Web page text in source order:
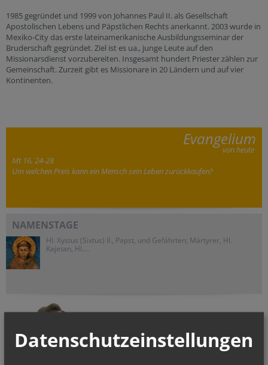
1985 gegründet und 1999 von Johannes Paul II. als Gesellschaft
Apostolischen Lebens und Päpstlichen Rechts anerkannt. 2003 wurde in
Mexiko-City das erste lateinamerikanische Ausbildungsseminar der
Bruderschaft gegründet. Ziel ist es ua., junge Leute auf den
Missionarsdienst vorzubereiten. Insgesamt hundert Priester zählen zur
Gemeinschaft. Zurzeit gibt es Missionare in 20 Ländern und auf vier
Kontinenten.
Evangelium
von heute
Mt 16, 24-28
Um welchen Preis kann ein Mensch sein Leben zurückkaufen?
NAMENSTAGE
Hl. Xystus (Sixtus) II., Papst, und Gefährten; Märtyrer, Hl.
Kajetan, Hl....
Datenschutzeinstellungen